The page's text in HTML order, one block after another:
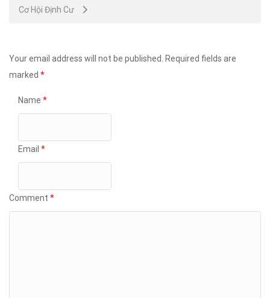
Cơ Hội Định Cư
Your email address will not be published. Required fields are
marked *
Name *
Email *
Comment *